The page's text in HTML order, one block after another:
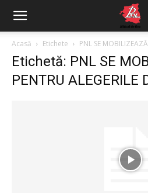
Acasă Etichete PNL SE
Etichetă: PNL SE
PENTRU ALEGERILE